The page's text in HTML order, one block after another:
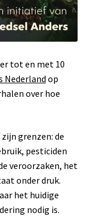
tot en met 10
Nederland op
over hoe
grenzen: de
pesticiden
veroorzaken, het
onder druk.
het huidige
nodig is.